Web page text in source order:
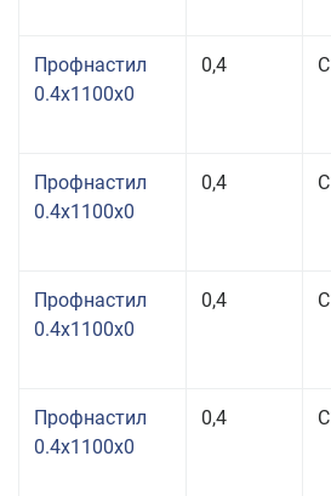
Профнастил
0.4x1100x0
0,4
Профнастил
0.4x1100x0
0,4
Профнастил
0.4x1100x0
0,4
Профнастил
0.4x1100x0
0,4